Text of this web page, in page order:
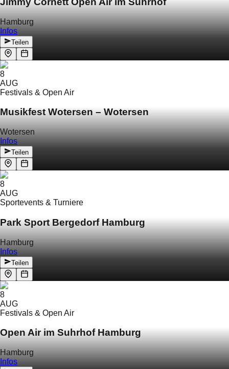
Hamburg
Infos
Teilen
8
AUG
Festivals & Open Air
Musikfest Wotersen – Wotersen
Wotersen
Infos
Teilen
8
AUG
Sportevents & Turniere
Park Sport Bergedorf Hamburg
Hamburg
Infos
Teilen
8
AUG
Festivals & Open Air
Open Air im Suhrhof Hamburg
Hamburg
Infos